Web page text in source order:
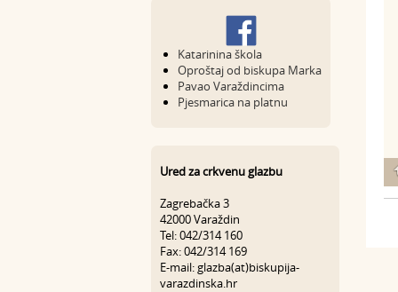
Katarinina škola
Oproštaj od biskupa Marka
Pavao Varaždincima
Pjesmarica na platnu
Ured za crkvenu glazbu
Zagrebačka 3
42000 Varaždin
Tel: 042/314 160
Fax: 042/314 169
E-mail: glazba(at)biskupija-
varazdinska.hr